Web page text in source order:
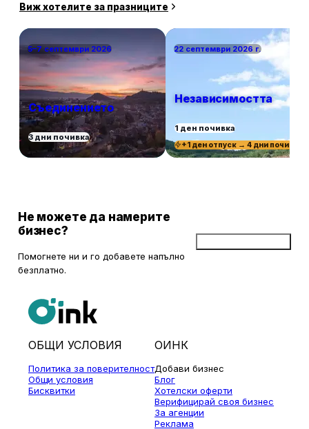
Виж хотелите за празниците
5–7 септември 2026
Съединението
3 дни почивка
22 септември 2026 г.
Независимостта
1 ден почивка
+1 ден отпуск → 4 дни почивка
Не можете да намерите
бизнес?
Помогнете ни и го добавете напълно
безплатно.
ОБЩИ УСЛОВИЯ
Политика за поверителност
Общи условия
Бисквитки
ОИНК
Добави бизнес
Блог
Хотелски оферти
Верифицирай своя бизнес
За агенции
Реклама